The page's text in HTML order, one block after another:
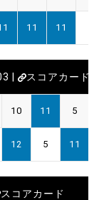
11 11
| スコアカード
10 11 5
12 5 11
スコアカード